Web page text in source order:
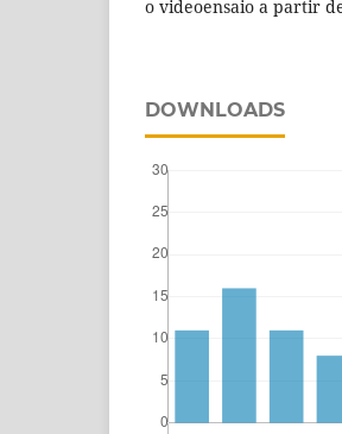
o videoensaio a partir
DOWNLOADS